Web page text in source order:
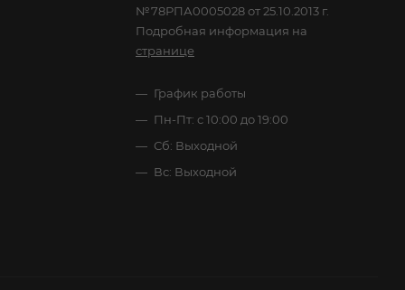
№78РПА0005028 от 25.10.2013 г.
Подробная информация на
странице
График работы
Пн-Пт: с 10:00 до 19:00
Сб: Выходной
Вс: Выходной